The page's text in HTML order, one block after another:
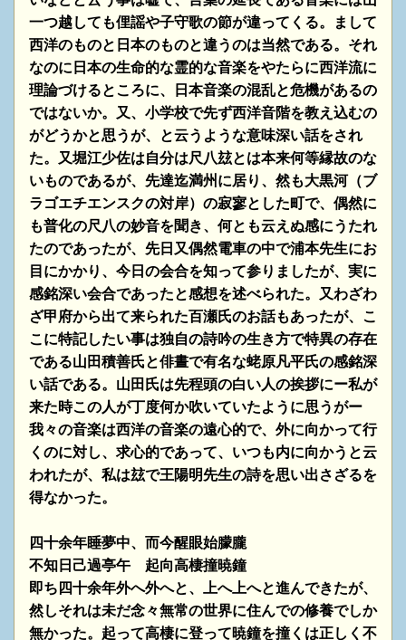
一つ越しても俚謡や子守歌の節が違ってくる。まして
西洋のものと日本のものと違うのは当然である。それ
なのに日本の生命的な霊的な音楽をやたらに西洋流に
理論づけるところに、日本音楽の混乱と危機があるの
ではないか。又、小学校で先ず西洋音階を教え込むの
がどうかと思うが、と云うような意味深い話をされ
た。又堀江少佐は自分は尺八玆とは本来何等縁故のな
いものであるが、先達迄満州に居り、然も大黒河（ブ
ラゴエチエンスクの対岸）の寂寥とした町で、偶然に
も普化の尺八の妙音を聞き、何とも云えぬ感にうたれ
たのであったが、先日又偶然電車の中で浦本先生にお
目にかかり、今日の会合を知って参りましたが、実に
感銘深い会合であったと感想を述べられた。又わざわ
ざ甲府から出て来られた百瀬氏のお話もあったが、こ
こに特記したい事は独自の詩吟の生き方で特異の存在
である山田積善氏と俳晝で有名な蛯原凡平氏の感銘深
い話である。山田氏は先程頭の白い人の挨拶にー私が
来た時この人が丁度何か吹いていたように思うがー
我々の音楽は西洋の音楽の遠心的で、外に向かって行
くのに対し、求心的であって、いつも内に向かうと云
われたが、私は玆で王陽明先生の詩を思い出さざるを
得なかった。
四十余年睡夢中、而今醒眼始朦朧
不知日己過亭午 起向高棲撞暁鐘
即ち四十余年外へ外へと、上へ上へと進んできたが、
然しそれは未だ念々無常の世界に住んでの修養でしか
無かった。起って高棲に登って暁鐘を撞くは正しく不